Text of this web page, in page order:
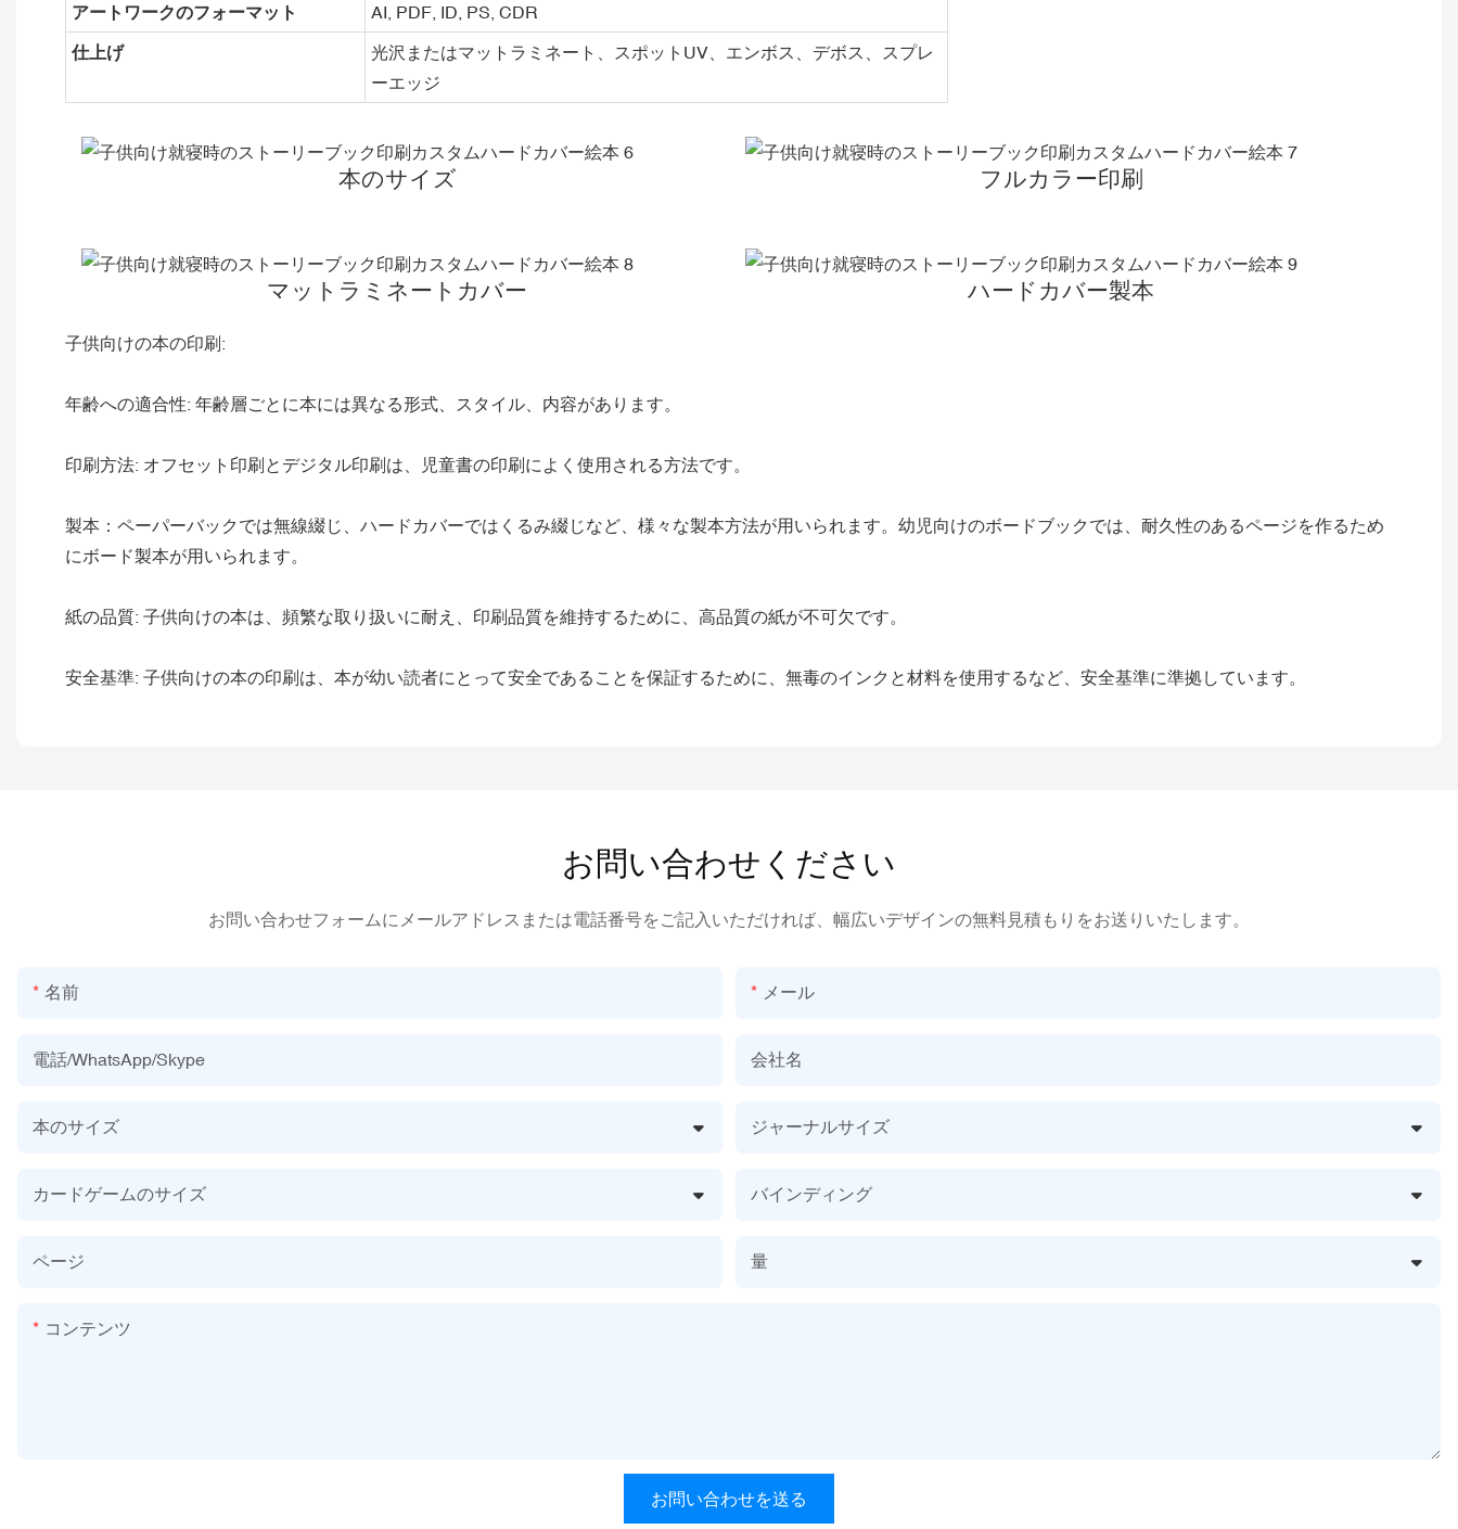
アートワークのフォーマット AI, PDF, ID, PS, CDR
仕上げ
光沢またはマットラミネート、スポットUV、エンボス、デボス、スプレ
ーエッジ
本のサイズ フルカラー印刷
マットラミネートカバー ハードカバー製本
子供向けの本の印刷:
年齢への適合性: 年齢層ごとに本には異なる形式、スタイル、内容があります。
印刷方法: オフセット印刷とデジタル印刷は、児童書の印刷によく使用される方法です。
製本：ペーパーバックでは無線綴じ、ハードカバーではくるみ綴じなど、様々な製本方法が用いられます。幼児向けのボードブックでは、耐久性のあるページを作るため
にボード製本が用いられます。
紙の品質: 子供向けの本は、頻繁な取り扱いに耐え、印刷品質を維持するために、高品質の紙が不可欠です。
安全基準: 子供向けの本の印刷は、本が幼い読者にとって安全であることを保証するために、無毒のインクと材料を使用するなど、安全基準に準拠しています。
お問い合わせください
お問い合わせフォームにメールアドレスまたは電話番号をご記入いただければ、幅広いデザインの無料見積もりをお送りいたします。
名前 メール
電話/WhatsApp/Skype 会社名
本のサイズ ジャーナルサイズ
カードゲームのサイズ バインディング
ページ 量
コンテンツ
お問い合わせを送る